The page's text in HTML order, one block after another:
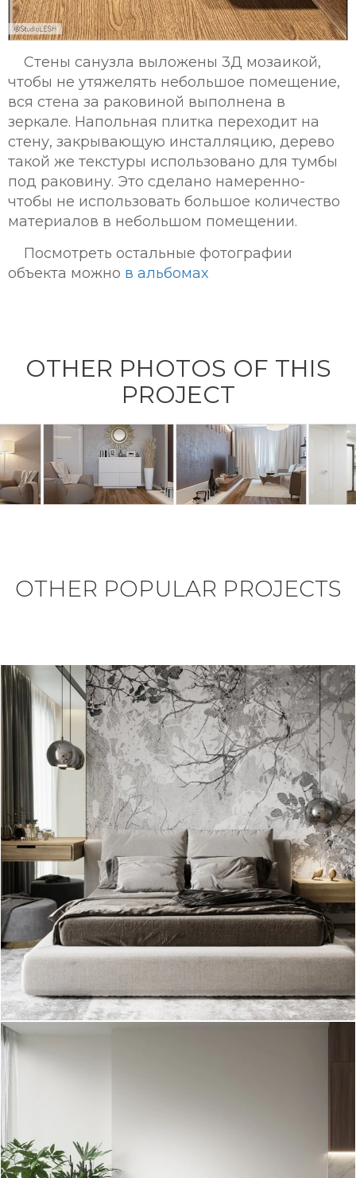
Стены санузла выложены 3Д мозаикой,
чтобы не утяжелять небольшое помещение,
вся стена за раковиной выполнена в
зеркале. Напольная плитка переходит на
стену, закрывающую инсталляцию, дерево
такой же текстуры использовано для тумбы
под раковину. Это сделано намеренно-
чтобы не использовать большое количество
материалов в небольшом помещении.
Посмотреть остальные фотографии
объекта можно в альбомах
OTHER PHOTOS OF THIS
PROJECT
OTHER POPULAR PROJECTS